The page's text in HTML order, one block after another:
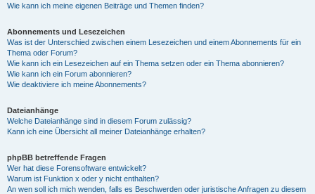
Wie kann ich meine eigenen Beiträge und Themen finden?
Abonnements und Lesezeichen
Was ist der Unterschied zwischen einem Lesezeichen und einem Abonnements für ein
Thema oder Forum?
Wie kann ich ein Lesezeichen auf ein Thema setzen oder ein Thema abonnieren?
Wie kann ich ein Forum abonnieren?
Wie deaktiviere ich meine Abonnements?
Dateianhänge
Welche Dateianhänge sind in diesem Forum zulässig?
Kann ich eine Übersicht all meiner Dateianhänge erhalten?
phpBB betreffende Fragen
Wer hat diese Forensoftware entwickelt?
Warum ist Funktion x oder y nicht enthalten?
An wen soll ich mich wenden, falls es Beschwerden oder juristische Anfragen zu diesem